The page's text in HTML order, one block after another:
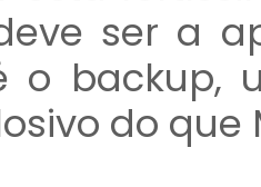
ser a
o backup,
do que